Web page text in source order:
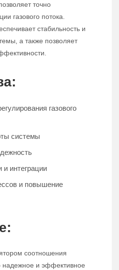
точно
газового потока.
стабильность и
а также позволяет
газового
системы
и интеграции
и повышение
соотношения
надежное и эффективное